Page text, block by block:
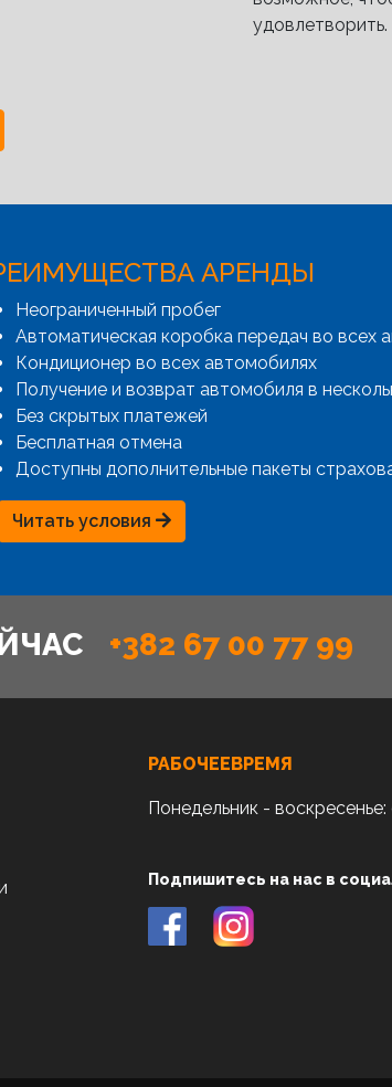
удовлетворить.
АРЕНДЫ
Неограниченный пробег
Автоматическая коробка передач во всех
Кондиционер во всех автомобилях
Получение и возврат автомобиля в
Без скрытых платежей
Бесплатная отмена
Доступны дополнительные пакеты
Читать условия
+382 67 00 77 99
РАБОЧЕЕВРЕМЯ
Понедельник -
Подпишитесь на нас в